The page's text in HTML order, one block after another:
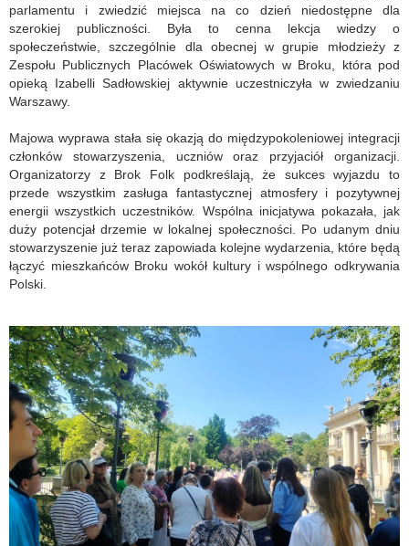
parlamentu i zwiedzić miejsca na co dzień niedostępne dla
szerokiej publiczności. Była to cenna lekcja wiedzy o
społeczeństwie, szczególnie dla obecnej w grupie młodzieży z
Zespołu Publicznych Placówek Oświatowych w Broku, która pod
opieką Izabelli Sadłowskiej aktywnie uczestniczyła w zwiedzaniu
Warszawy.
Majowa wyprawa stała się okazją do międzypokoleniowej integracji
członków stowarzyszenia, uczniów oraz przyjaciół organizacji.
Organizatorzy z Brok Folk podkreślają, że sukces wyjazdu to
przede wszystkim zasługa fantastycznej atmosfery i pozytywnej
energii wszystkich uczestników. Wspólna inicjatywa pokazała, jak
duży potencjał drzemie w lokalnej społeczności. Po udanym dniu
stowarzyszenie już teraz zapowiada kolejne wydarzenia, które będą
łączyć mieszkańców Broku wokół kultury i wspólnego odkrywania
Polski.